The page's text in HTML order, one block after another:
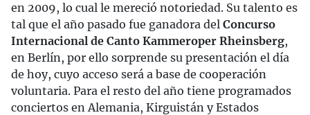
en 2009, lo cual le mereció notoriedad. Su talento es
tal que el año pasado fue ganadora del Concurso
Internacional de Canto Kammeroper Rheinsberg,
en Berlín, por ello sorprende su presentación el día
de hoy, cuyo acceso será a base de cooperación
voluntaria. Para el resto del año tiene programados
conciertos en Alemania, Kirguistán y Estados